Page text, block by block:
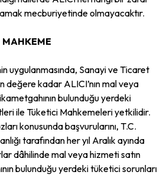
mecburiyetinde olmayacaktır.
MAHKEME
uygulanmasında, Sanayi ve Ticaret
değere kadar ALICI’nın mal veya
bulunduğu yerdeki
ile Tüketici Mahkemeleri yetkilidir.
konusunda başvurularını, T.C.
tarafından her yıl Aralık ayında
dâhilinde mal veya hizmeti satın
bulunduğu yerdeki tüketici sorunları